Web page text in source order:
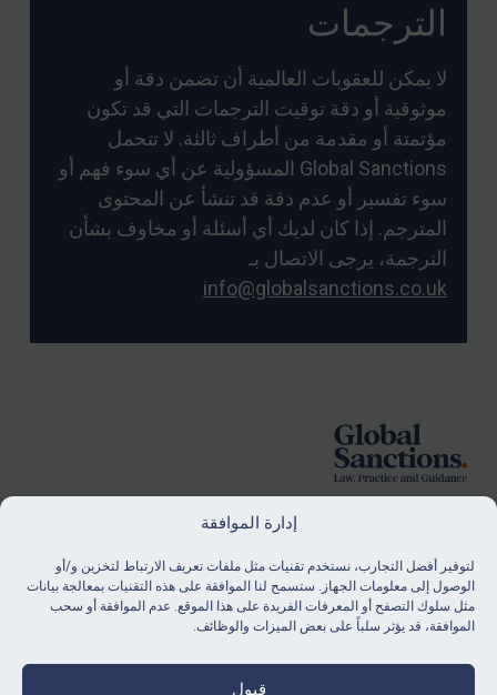
إدارة الموافقة
لتوفير أفضل التجارب، نستخدم تقنيات مثل ملفات تعريف الارتباط لتخزين و/أو
الوصول إلى معلومات الجهاز. ستسمح لنا الموافقة على هذه التقنيات بمعالجة بيانات
مثل سلوك التصفح أو المعرفات الفريدة على هذا الموقع. عدم الموافقة أو سحب
الموافقة، قد يؤثر سلباً على بعض الميزات والوظائف.
قبول
الترجمات
لا يمكن للعقوبات العالمية أن تضمن دقة أو
موثوقية أو دقة توقيت الترجمات التي قد تكون
مؤتمتة أو مقدمة من أطراف ثالثة. لا تتحمل
Global Sanctions المسؤولية عن أي سوء فهم أو
سوء تفسير أو عدم دقة قد تنشأ عن المحتوى
المترجم. إذا كان لديك أي أسئلة أو مخاوف بشأن
الترجمة، يرجى الاتصال بـ
info@globalsanctions.co.uk
الاشتراك
ابق على اطلاع دائم بآخر أخبارنا ومواردنا.